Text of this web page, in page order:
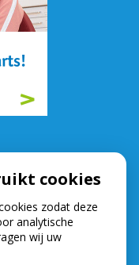
cookies
zodat deze
analytische
wij uw